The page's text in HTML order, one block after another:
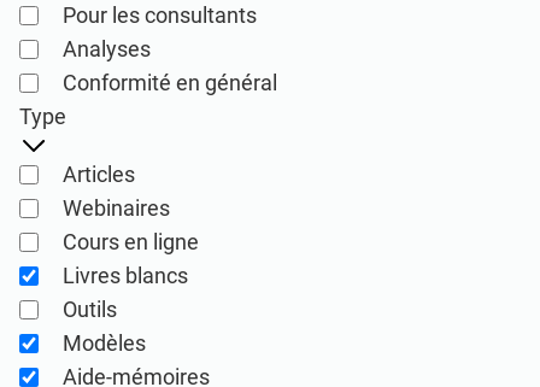
IATF 16949
AS9100
ISO 27001
au Système de management de la sécurité
de l’information (SMSI) conformément à la
Aéronautique
Automobile
Laboratoires
Consultants
Pour les consultants
Analyses
Conformité en général
Type
Articles
Webinaires
Cours en ligne
Livres blancs
Outils
Modèles
Aide-mémoires